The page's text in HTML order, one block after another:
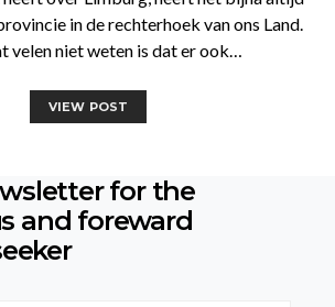
in de rechterhoek van ons Land.
velen niet weten is dat er ook…
VIEW POST
for the
and foreward